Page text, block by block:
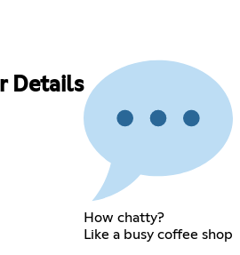
Details
How chatty?
Like a busy coffee shop